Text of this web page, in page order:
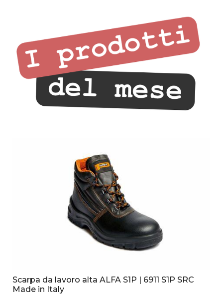
Scarpa da lavoro alta ALFA S1P | 6911 S1P SRC
Made in Italy